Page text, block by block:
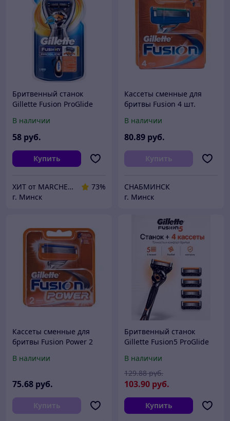
Бритвенный станок
Gillette Fusion ProGlide
В наличии
58 руб.
Купить
ХИТ от MARCHENKO
73%
г. Минск
Кассеты сменные для
бритвы Fusion 4 шт.
В наличии
80.89 руб.
Купить
СНАБМИНСК
г. Минск
Кассеты сменные для
бритвы Fusion Power 2
В наличии
75.68 руб.
Купить
Бритвенный станок
Gillette Fusion5 ProGlide
станок + 4 сменные
кассеты)
В наличии
103.90 руб.
129.88 руб.
Купить